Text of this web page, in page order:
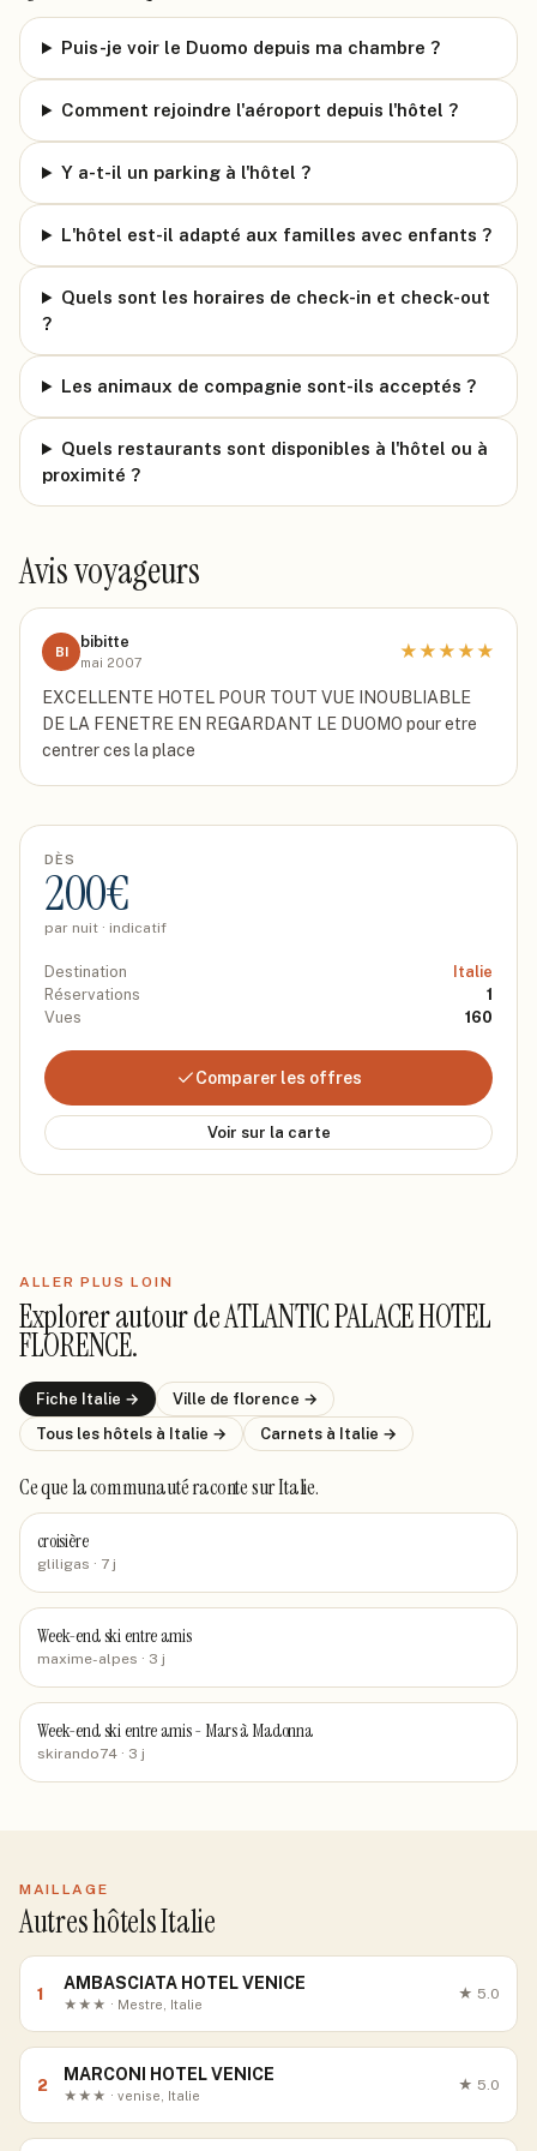
Puis-je voir le Duomo depuis ma chambre ?
Comment rejoindre l'aéroport depuis l'hôtel ?
Y a-t-il un parking à l'hôtel ?
L'hôtel est-il adapté aux familles avec enfants ?
Quels sont les horaires de check-in et check-out
?
Les animaux de compagnie sont-ils acceptés ?
Quels restaurants sont disponibles à l'hôtel ou à
proximité ?
Avis voyageurs
BI
bibitte
mai 2007
★★★★★
EXCELLENTE HOTEL POUR TOUT VUE INOUBLIABLE
DE LA FENETRE EN REGARDANT LE DUOMO pour etre
centrer ces la place
DÈS
200€
par nuit · indicatif
Destination
Italie
Réservations
1
Vues
160
Comparer les offres
Voir sur la carte
ALLER PLUS LOIN
Explorer autour deATLANTIC PALACE HOTEL
FLORENCE.
Fiche Italie → Ville de florence →
Tous les hôtels à Italie → Carnets à Italie →
Ce que la communauté racontesur Italie.
croisière
gliligas · 7 j
Week-end ski entre amis
maxime-alpes · 3 j
Week-end ski entre amis - Mars à Madonna
skirando74 · 3 j
MAILLAGE
Autres hôtels Italie
1
AMBASCIATA HOTEL VENICE
★★★ · Mestre, Italie
★ 5.0
2
MARCONI HOTEL VENICE
★★★ · venise, Italie
★ 5.0